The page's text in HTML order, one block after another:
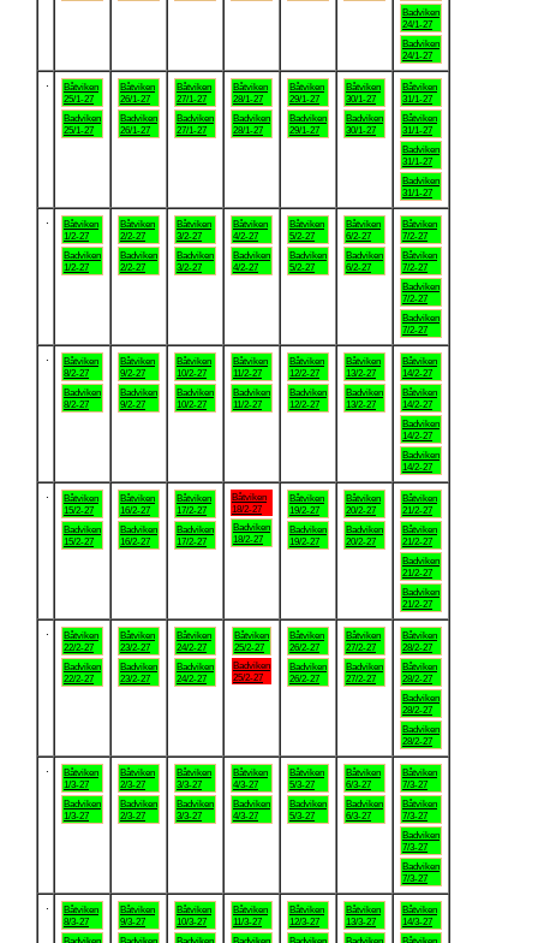
Badviken
24/1-27
Badviken
24/1-27
Båtviken
25/1-27
Badviken
25/1-27
Båtviken
26/1-27
Badviken
26/1-27
Båtviken
27/1-27
Badviken
27/1-27
Båtviken
28/1-27
Badviken
28/1-27
Båtviken
29/1-27
Badviken
29/1-27
Båtviken
30/1-27
Badviken
30/1-27
Båtviken
31/1-27
Båtviken
31/1-27
Badviken
31/1-27
Badviken
31/1-27
Båtviken
1/2-27
Badviken
1/2-27
Båtviken
2/2-27
Badviken
2/2-27
Båtviken
3/2-27
Badviken
3/2-27
Båtviken
4/2-27
Badviken
4/2-27
Båtviken
5/2-27
Badviken
5/2-27
Båtviken
6/2-27
Badviken
6/2-27
Båtviken
7/2-27
Båtviken
7/2-27
Badviken
7/2-27
Badviken
7/2-27
Båtviken
8/2-27
Badviken
8/2-27
Båtviken
9/2-27
Badviken
9/2-27
Båtviken
10/2-27
Badviken
10/2-27
Båtviken
11/2-27
Badviken
11/2-27
Båtviken
12/2-27
Badviken
12/2-27
Båtviken
13/2-27
Badviken
13/2-27
Båtviken
14/2-27
Båtviken
14/2-27
Badviken
14/2-27
Badviken
14/2-27
Båtviken
15/2-27
Badviken
15/2-27
Båtviken
16/2-27
Badviken
16/2-27
Båtviken
17/2-27
Badviken
17/2-27
Båtviken
18/2-27
Badviken
18/2-27
Båtviken
19/2-27
Badviken
19/2-27
Båtviken
20/2-27
Badviken
20/2-27
Båtviken
21/2-27
Båtviken
21/2-27
Badviken
21/2-27
Badviken
21/2-27
Båtviken
22/2-27
Badviken
22/2-27
Båtviken
23/2-27
Badviken
23/2-27
Båtviken
24/2-27
Badviken
24/2-27
Båtviken
25/2-27
Badviken
25/2-27
Båtviken
26/2-27
Badviken
26/2-27
Båtviken
27/2-27
Badviken
27/2-27
Båtviken
28/2-27
Båtviken
28/2-27
Badviken
28/2-27
Badviken
28/2-27
Båtviken
1/3-27
Badviken
1/3-27
Båtviken
2/3-27
Badviken
2/3-27
Båtviken
3/3-27
Badviken
3/3-27
Båtviken
4/3-27
Badviken
4/3-27
Båtviken
5/3-27
Badviken
5/3-27
Båtviken
6/3-27
Badviken
6/3-27
Båtviken
7/3-27
Båtviken
7/3-27
Badviken
7/3-27
Badviken
7/3-27
Båtviken
8/3-27
Badviken
Båtviken
9/3-27
Badviken
Båtviken
10/3-27
Badviken
Båtviken
11/3-27
Badviken
Båtviken
12/3-27
Badviken
Båtviken
13/3-27
Badviken
Båtviken
14/3-27
Båtviken